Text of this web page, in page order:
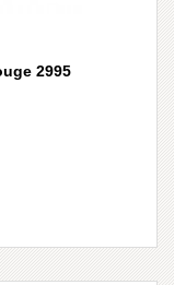
2995